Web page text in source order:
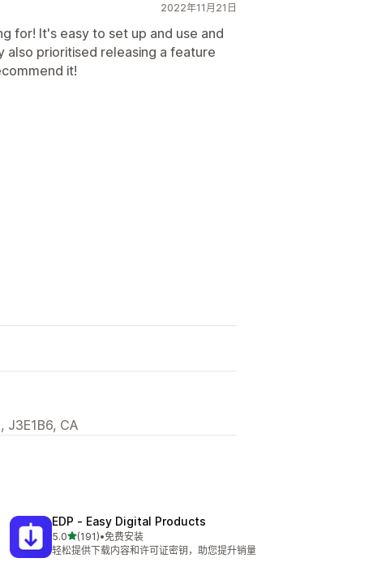
2022年11月21日
for! It's easy to set up and use and
also prioritised releasing a feature
it!
CA
EDP ‑ Easy Digital Products
5.0星（满分 5 星）
(191)
总共 191 条评论
•免费安装
轻松提供下载内容和许可证密钥，助您提升销量